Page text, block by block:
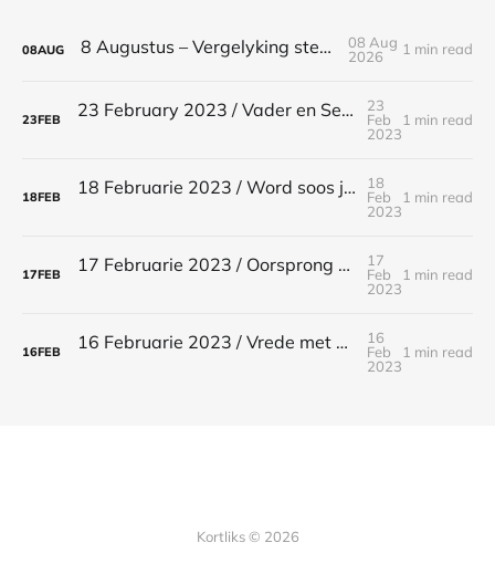
08AUG 8 Augustus – Vergelyking steel vreugde
08 Aug
2026
1 min read
23FEB 23 February 2023 / Vader en Seun / Matteus 17:5
23
Feb
2023
1 min read
18FEB 18 Februarie 2023 / Word soos jou leermeester / Lukas 6:40
18
Feb
2023
1 min read
17FEB 17 Februarie 2023 / Oorsprong van Christene / Handelinge 11:26
17
Feb
2023
1 min read
16FEB 16 Februarie 2023 / Vrede met mekaar / Matteus 5:23-24
16
Feb
2023
1 min read
Kortliks © 2026